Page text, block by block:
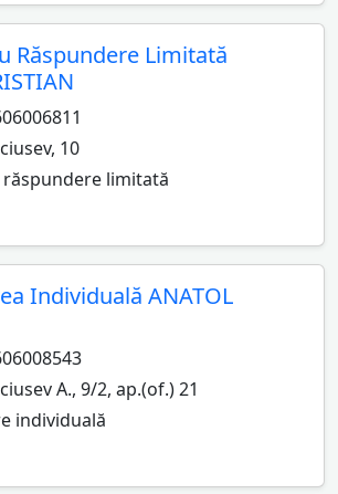
Răspundere Limitată
10
răspundere limitată
Individuală ANATOL
A., 9/2, ap.(of.) 21
individuală